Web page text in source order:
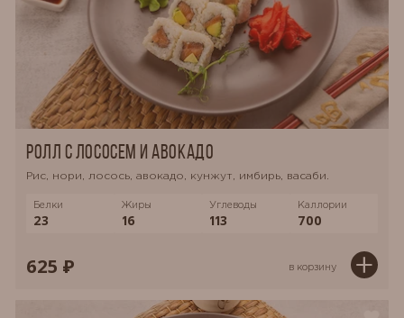
Ролл с лососем и авокадо
Рис, нори, лосось, авокадо, кунжут, имбирь, васаби.
Белки
23
Жиры
16
Углеводы
113
Каллории
700
625 ₽ в корзину